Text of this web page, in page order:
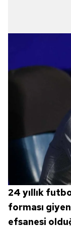
24 yıllık
forması
efsanesi